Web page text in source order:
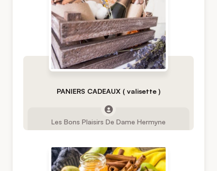
PANIERS CADEAUX ( valisette )
Les Bons Plaisirs De Dame Hermyne